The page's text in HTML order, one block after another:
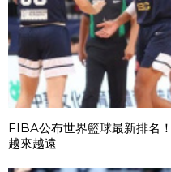
FIBA公布世界籃球最新排名
越來越遠